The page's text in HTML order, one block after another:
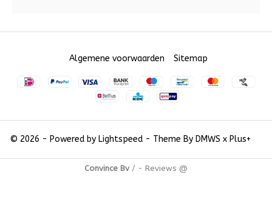
© 2026 - Powered by Lightspeed- Theme By DMWS x Plus+
Algemene voorwaarden Sitemap
Convince Bv/ - Reviews @